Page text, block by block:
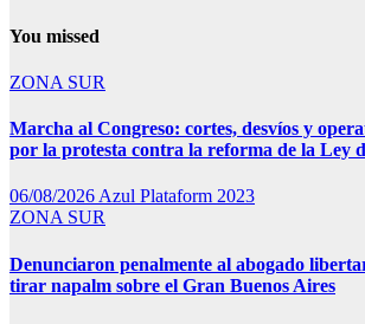
You missed
ZONA SUR
Marcha al Congreso: cortes, desvíos y
por la protesta contra la reforma de la Ley
06/08/2026Azul Plataform 2023
ZONA SUR
Denunciaron penalmente al abogado
tirar napalm sobre el Gran Buenos Aires